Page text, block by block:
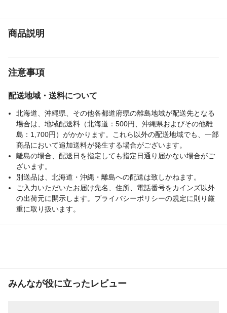
商品説明
注意事項
配送地域・送料について
北海道、沖縄県、その他各都道府県の離島地域が配送先となる
場合は、地域配送料（北海道：500円、沖縄県およびその他離
島：1,700円）がかかります。これら以外の配送地域でも、一部
商品において追加送料が発生する場合がございます。
離島の場合、配送日を指定しても指定日通り届かない場合がご
ざいます。
別送品は、北海道・沖縄・離島への配送は致しかねます。
ご入力いただいたお届け先名、住所、電話番号をカインズ以外
の出荷元に開示します。プライバシーポリシーの規定に則り厳
重に取り扱います。
みんなが役に立ったレビュー